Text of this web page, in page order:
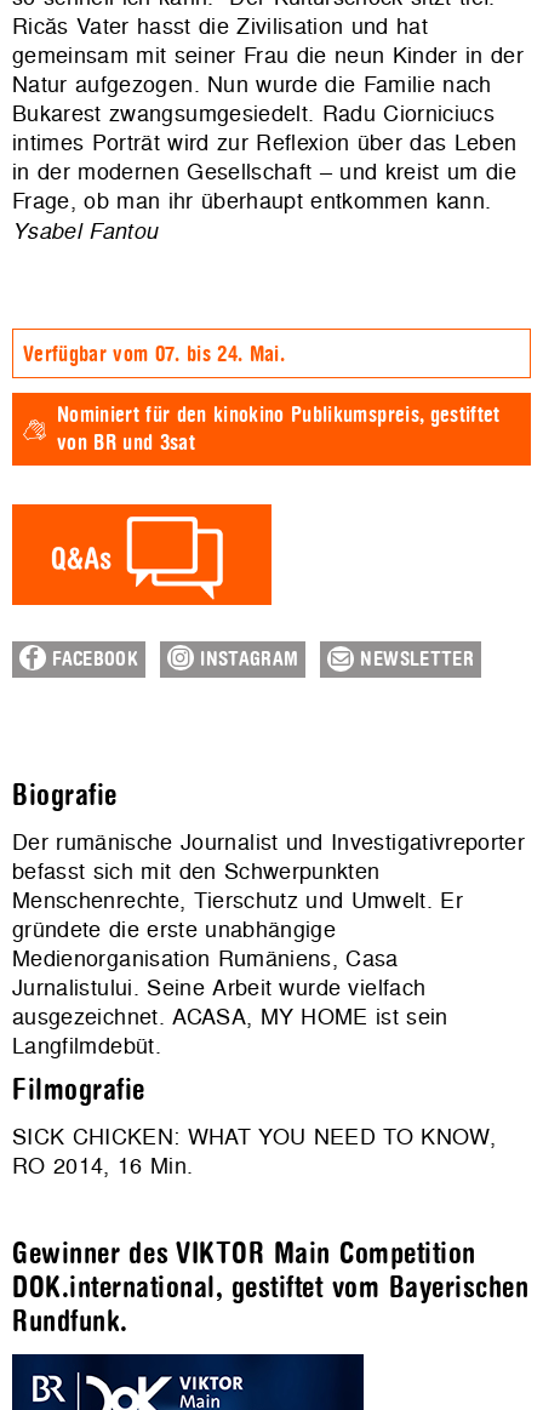
Ricăs Vater hasst die Zivilisation und hat
gemeinsam mit seiner Frau die neun Kinder in der
Natur aufgezogen. Nun wurde die Familie nach
Bukarest zwangsumgesiedelt. Radu Ciorniciucs
intimes Porträt wird zur Reflexion über das Leben
in der modernen Gesellschaft – und kreist um die
Frage, ob man ihr überhaupt entkommen kann.
Ysabel Fantou
Verfügbar vom 07. bis 24. Mai.
Nominiert für den kinokino Publikumspreis, gestiftet
von BR und 3sat
FACEBOOK INSTAGRAM NEWSLETTER
Biografie
Der rumänische Journalist und Investigativreporter
befasst sich mit den Schwerpunkten
Menschenrechte, Tierschutz und Umwelt. Er
gründete die erste unabhängige
Medienorganisation Rumäniens, Casa
Jurnalistului. Seine Arbeit wurde vielfach
ausgezeichnet. ACASA, MY HOME ist sein
Langfilmdebüt.
Filmografie
SICK CHICKEN: WHAT YOU NEED TO KNOW,
RO 2014, 16 Min.
Gewinner des VIKTOR Main Competition
DOK.international, gestiftet vom Bayerischen
Rundfunk.